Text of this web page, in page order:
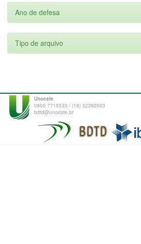
Ano de defesa
Tipo de arquivo
Unoeste
0800 7715533 / (18) 32292003
bdtd@unoeste.br